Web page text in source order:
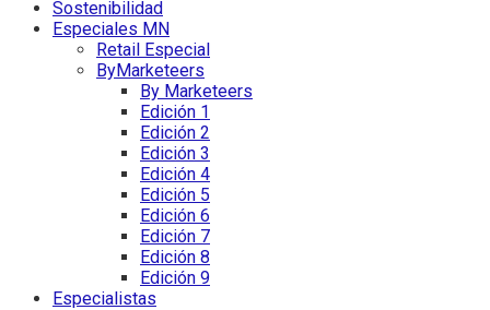
Sostenibilidad
Especiales MN
Retail Especial
ByMarketeers
By Marketeers
Edición 1
Edición 2
Edición 3
Edición 4
Edición 5
Edición 6
Edición 7
Edición 8
Edición 9
Especialistas